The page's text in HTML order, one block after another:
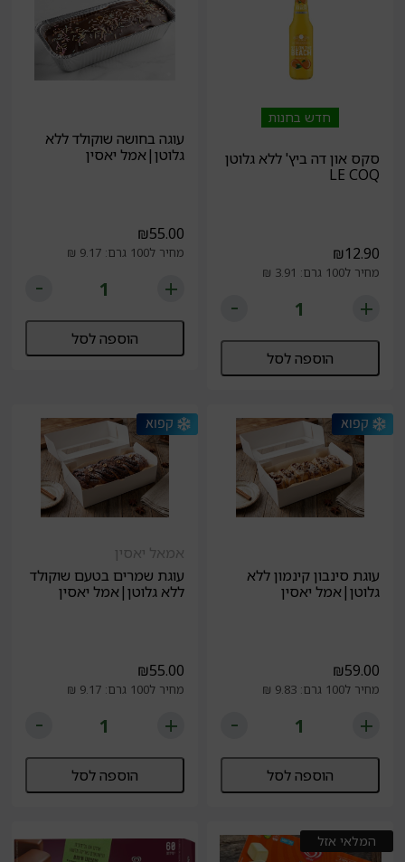
חדש בחנות
סקס און דה ביץ' ללא גלוטן
LE COQ
₪12.90
מחיר ל100 גרם: 3.91 ₪
הוספה לסל
עוגה בחושה שוקולד ללא
גלוטן|אמל יאסין
₪55.00
מחיר ל100 גרם: 9.17 ₪
הוספה לסל
עוגת סינבון קינמון ללא
גלוטן|אמל יאסין
₪59.00
מחיר ל100 גרם: 9.83 ₪
הוספה לסל
אמאל יאסין
עוגת שמרים בטעם שוקולד
ללא גלוטן|אמל יאסין
₪55.00
מחיר ל100 גרם: 9.17 ₪
הוספה לסל
המלאי אזל